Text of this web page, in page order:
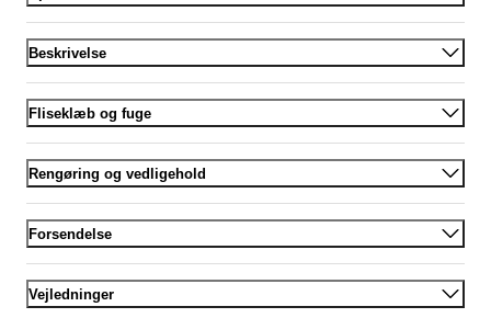
Beskrivelse
Fliseklæb og fuge
Rengøring og vedligehold
Forsendelse
Vejledninger